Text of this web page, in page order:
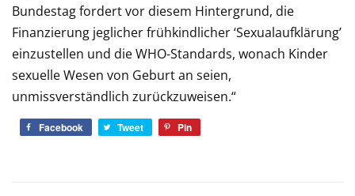
Bundestag fordert vor diesem Hintergrund, die
Finanzierung jeglicher frühkindlicher ‘Sexualaufklärung’
einzustellen und die WHO-Standards, wonach Kinder
sexuelle Wesen von Geburt an seien,
unmissverständlich zurückzuweisen.“
Facebook Tweet Pin